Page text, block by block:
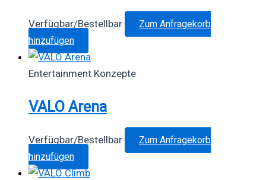
Verfügbar/Bestellbar
Zum Anfragekorb
hinzufügen
Entertainment Konzepte
VALO Arena
Verfügbar/Bestellbar
Zum Anfragekorb
hinzufügen